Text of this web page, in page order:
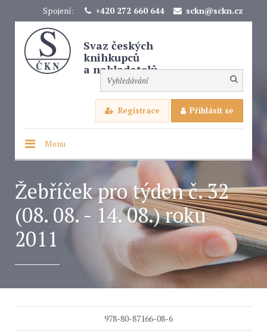
Spojení: +420 272 660 644 sckn@sckn.cz
Svaz českých
knihkupců
a nakladatelů
Registrace Přihlásit se
Menu
Žebříček pro týden č. 32
(08. 08. - 14. 08.) roku
2011
978-80-87166-08-6